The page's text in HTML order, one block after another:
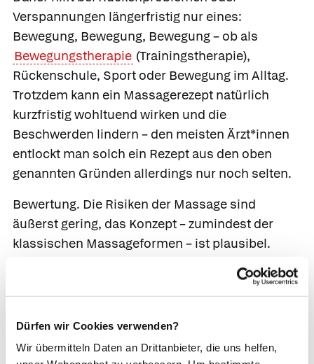
Dürfen wir Cookies verwenden?
Wir übermitteln Daten an Drittanbieter, die uns helfen,
Verspannungen längerfristig nur eines:
Bewegung, Bewegung, Bewegung – ob als
Bewegungstherapie (Trainingstherapie),
Rückenschule, Sport oder Bewegung im Alltag.
Trotzdem kann ein Massagerezept natürlich
kurzfristig wohltuend wirken und die
Beschwerden lindern – den meisten Ärzt*innen
entlockt man solch ein Rezept aus den oben
genannten Gründen allerdings nur noch selten.
Bewertung. Die Risiken der Massage sind
äußerst gering, das Konzept – zumindest der
klassischen Massageformen – ist plausibel.
Positive Wirkungen konnten wissenschaftlich
Stress,
Rückenschmerzen undVerstopfunggezeigt
werden.